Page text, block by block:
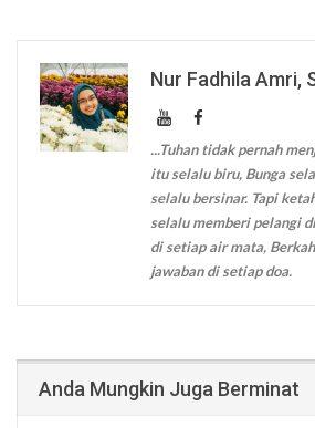
Nur Fadhila Amri,
...Tuhan tidak pernah
itu selalu biru, Bunga
selalu bersinar. Tapi
selalu memberi pelangi
di setiap air mata,
jawaban di setiap doa.
Anda Mungkin Juga Berminat